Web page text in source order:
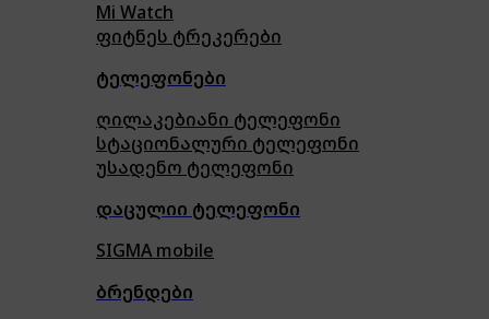
Mi Watch
ფიტნეს ტრეკერები
ტელეფონები
ღილაკებიანი ტელეფონი
სტაციონალური ტელეფონი
უსადენო ტელეფონი
დაცულიი ტელეფონი
SIGMA mobile
ბრენდები